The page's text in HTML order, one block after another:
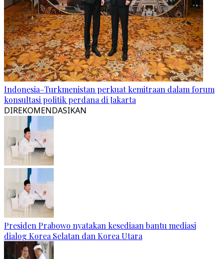
Indonesia–Turkmenistan perkuat kemitraan dalam forum
konsultasi politik perdana di Jakarta
DIREKOMENDASIKAN
Presiden Prabowo nyatakan kesediaan bantu mediasi
dialog Korea Selatan dan Korea Utara